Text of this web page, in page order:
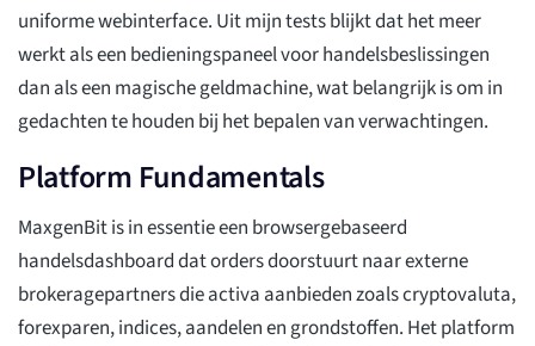
uniforme webinterface. Uit mijn tests blijkt dat het meer
werkt als een bedieningspaneel voor handelsbeslissingen
dan als een magische geldmachine, wat belangrijk is om in
gedachten te houden bij het bepalen van verwachtingen.
Platform Fundamentals
MaxgenBit is in essentie een browsergebaseerd
handelsdashboard dat orders doorstuurt naar externe
brokeragepartners die activa aanbieden zoals cryptovaluta,
forexparen, indices, aandelen en grondstoffen. Het platform